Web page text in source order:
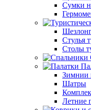
Сумки
Стулья
Столы
Зимнии
Шатры
Летние